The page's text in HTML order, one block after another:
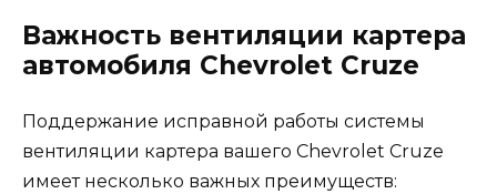
Важность вентиляции картера
автомобиля Chevrolet Cruze
Поддержание исправной работы системы
вентиляции картера вашего Chevrolet Cruze
имеет несколько важных преимуществ: